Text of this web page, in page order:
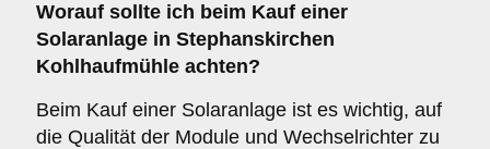
Worauf sollte ich beim Kauf einer
Solaranlage in Stephanskirchen
Kohlhaufmühle achten?
Beim Kauf einer Solaranlage ist es wichtig, auf
die Qualität der Module und Wechselrichter zu